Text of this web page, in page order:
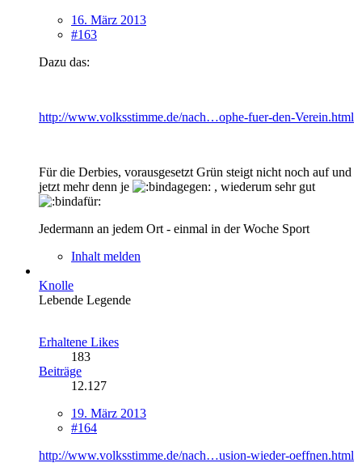
16. März 2013
#163
Dazu das:
http://www.volksstimme.de/nach…ophe-fuer-den-Verein.html
Für die Derbies, vorausgesetzt Grün steigt nicht noch auf und
jetzt mehr denn je
, wiederum sehr gut
Jedermann an jedem Ort - einmal in der Woche Sport
Inhalt melden
Knolle
Lebende Legende
Erhaltene Likes
183
Beiträge
12.127
19. März 2013
#164
http://www.volksstimme.de/nach…usion-wieder-oeffnen.html